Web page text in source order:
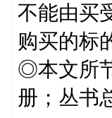
不能由买
购买的标
◎本文所
册；丛书